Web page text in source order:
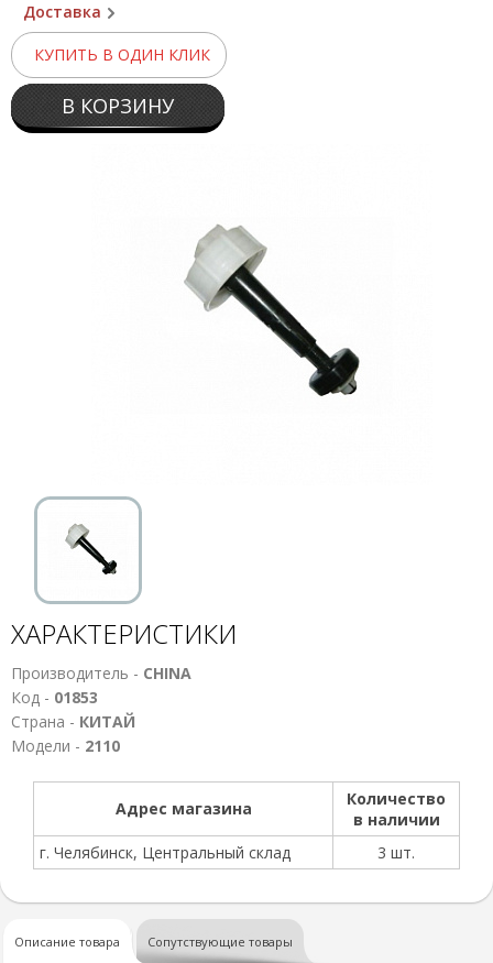
Доставка
КУПИТЬ В ОДИН КЛИК
В КОРЗИНУ
ХАРАКТЕРИСТИКИ
Производитель - CHINA
Код - 01853
Страна - КИТАЙ
Модели - 2110
Адрес магазина
Количество
в наличии
г. Челябинск, Центральный склад
3 шт.
Описание товара Сопутствующие товары